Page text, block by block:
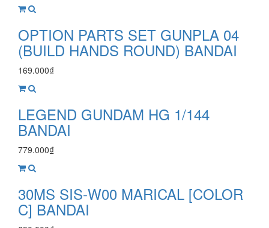
OPTION PARTS SET GUNPLA 04
(BUILD HANDS ROUND) BANDAI
169.000₫
LEGEND GUNDAM HG 1/144
BANDAI
779.000₫
30MS SIS-W00 MARICAL [COLOR
C] BANDAI